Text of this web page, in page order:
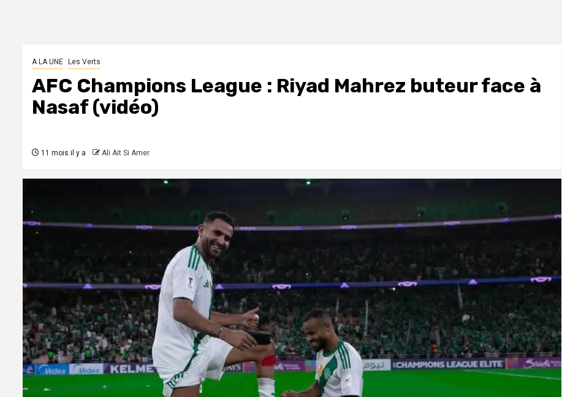
A LA UNE Les Verts
AFC Champions League : Riyad Mahrez buteur face à
Nasaf (vidéo)
11 mois il y a Ali Ait Si Amer